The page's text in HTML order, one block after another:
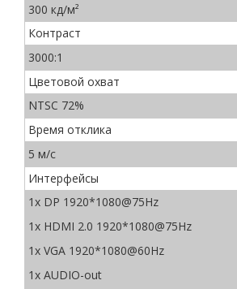
300 кд/м²
Контраст
3000:1
Цветовой охват
NTSC 72%
Время отклика
5 м/с
Интерфейсы
1x DP 1920*1080@75Hz
1x HDMI 2.0 1920*1080@75Hz
1x VGA 1920*1080@60Hz
1x AUDIO-out